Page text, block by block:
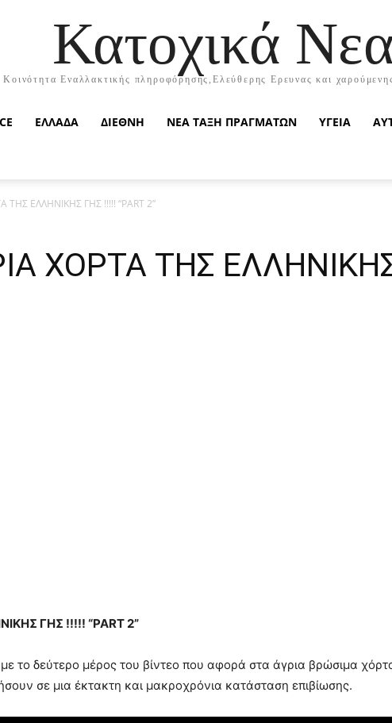
Κατοχικά
Κοινότητα Εναλλακτικής πληροφόρησης,Ελεύθερης Ερευνας και
ΕΛΛΑΔΑ ΔΙΕΘΝΗ ΝΕΑ ΤΑΞΗ ΠΡΑΓΜΑΤΩΝ ΥΓΕΙΑ
ΤΗΣ ΕΛΛΗΝΙΚΗΣ ΓΗΣ !!!!! “PART 2”
ΧΟΡΤΑ ΤΗΣ ΕΛΛΗΝΙΚΗΣ
ΓΗΣ !!!!! “PART 2”
το δεύτερο μέρος του βίντεο που αφορά στα άγρια βρώσιμα
σε μια έκτακτη και μακροχρόνια κατάσταση επιβίωσης.